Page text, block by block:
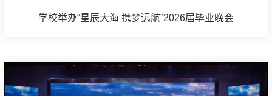
学校举办“星辰大海 携梦远航”2026届毕业晚会